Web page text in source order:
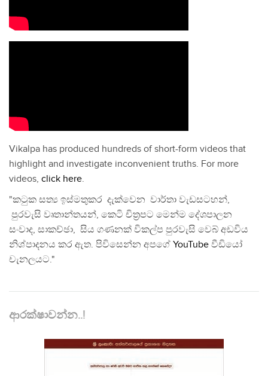
Vikalpa has produced hundreds of short-form videos that
highlight and investigate inconvenient truths. For more
videos, click here.
"කටුක සත්‍ය ඉස්මතුකර දැක්වෙන වාර්තා වැඩසටහන්,
පුරවැසි වෘතාන්තයන්, කෙටි චිත්‍රපට මෙන්ම දේශපාලන
සංවාද, සාකච්ඡා, සිය ගණනක් විකල්ප පුරවැසි වෙබ් අඩවිය
නිශ්පාදනය කර ඇත. පිවිසෙන්න අපගේ YouTube වීඩියෝ
චැනලයට."
ආරක්ෂාවන්න..!